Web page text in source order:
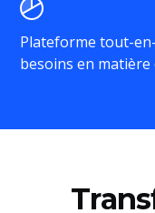
Plateforme tout-
besoins en